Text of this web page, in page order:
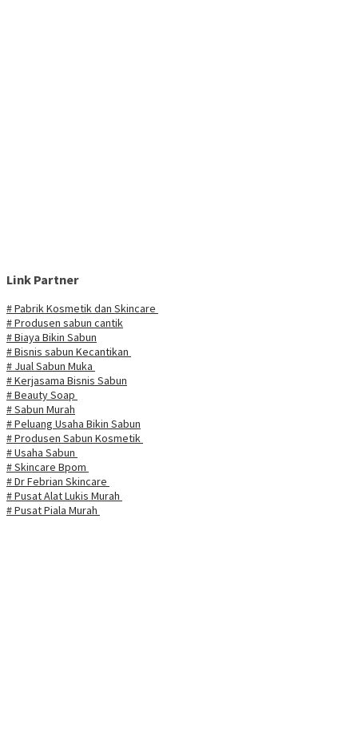
Link Partner
# Pabrik Kosmetik dan Skincare
# Produsen sabun cantik
# Biaya Bikin Sabun
# Bisnis sabun Kecantikan
# Jual Sabun Muka
# Kerjasama Bisnis Sabun
# Beauty Soap
# Sabun Murah
# Peluang Usaha Bikin Sabun
# Produsen Sabun Kosmetik
# Usaha Sabun
# Skincare Bpom
# Dr Febrian Skincare
# Pusat Alat Lukis Murah
# Pusat Piala Murah